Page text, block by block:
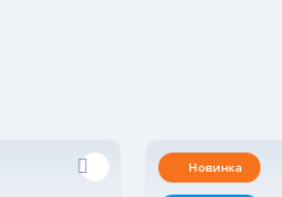
Новинка